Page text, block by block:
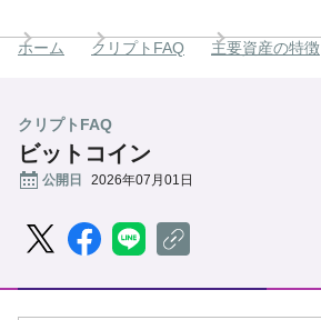
ホーム クリプトFAQ 主要資産の特徴
クリプトFAQ
ビットコイン
公開日 2026年07月01日